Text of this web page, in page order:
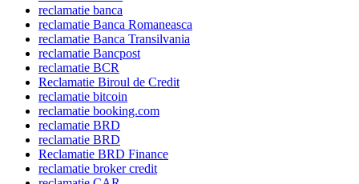
reclamatie banca
reclamatie Banca Romaneasca
reclamatie Banca Transilvania
reclamatie Bancpost
reclamatie BCR
Reclamatie Biroul de Credit
reclamatie bitcoin
reclamatie booking.com
reclamatie BRD
reclamatie BRD
Reclamatie BRD Finance
reclamatie broker credit